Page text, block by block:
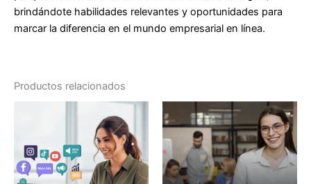
brindándote habilidades relevantes y oportunidades para
marcar la diferencia en el mundo empresarial en línea.
Productos relacionados